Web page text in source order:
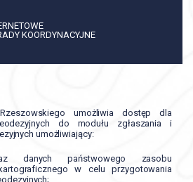
KOORDYNACYJNE
Rzeszowskiego umożliwia dostęp dla
do modułu zgłaszania i
umożliwiający:
danych państwowego zasobu
w celu przygotowania